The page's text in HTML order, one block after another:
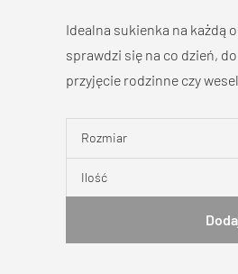
Idealna sukienka na każdą
sprawdzi się na co dzień,
przyjęcie rodzinne czy
Rozmiar
Ilość